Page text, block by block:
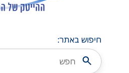
חיפוש באתר: